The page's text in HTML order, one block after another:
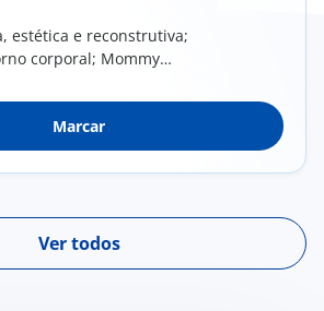
estética e reconstrutiva;
corporal; Mommy
cirúrgico de lesões da
Marcar
Ver todos